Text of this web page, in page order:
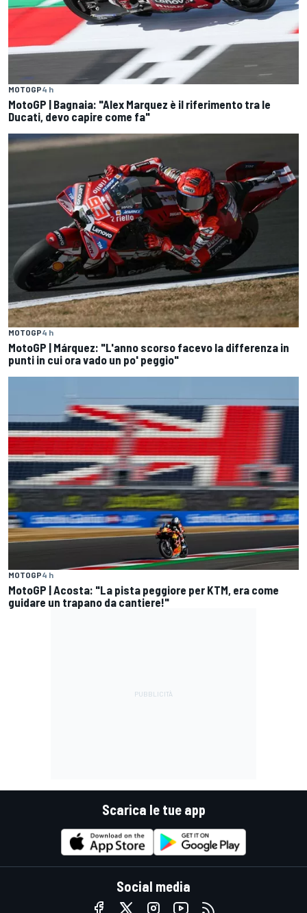
MOTOGP4 h
MotoGP | Bagnaia: "Alex Marquez è il riferimento tra le
Ducati, devo capire come fa"
MOTOGP4 h
MotoGP | Márquez: "L'anno scorso facevo la differenza in
punti in cui ora vado un po' peggio"
MOTOGP4 h
MotoGP | Acosta: "La pista peggiore per KTM, era come
guidare un trapano da cantiere!"
Scarica le tue app
Social media